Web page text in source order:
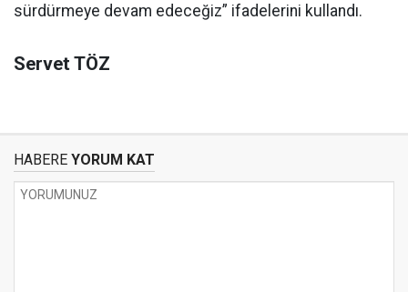
sürdürmeye devam edeceğiz” ifadelerini kullandı.
Servet TÖZ
HABERE YORUM KAT